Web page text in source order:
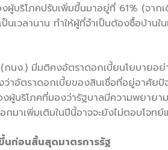
บริโภคปรับเพิ่มขึ้นมาอยู่ที่ 61% (จาก
วลานาน ทำให้ผู้ที่จำเป็นต้องซื้อบ้านใ
กนง.) มีมติคงอัตราดอกเบี้ยนโยบาย
าอัตราดอกเบี้ยของสินเชื่อที่อยู่อาศัย
ผู้บริโภคที่มองว่ารัฐบาลมีความพยาย
มาเพิ่มเติมในปีนี้อาจจะยังไม่ตอบโจท
ก่อนสิ้นสุดมาตรการรัฐ